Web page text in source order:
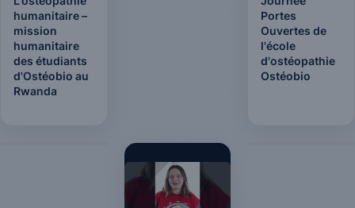
humanitaire –
mission
humanitaire
des étudiants
d'Ostéobio au
Rwanda
Portes
Ouvertes de
l'école
d'ostéopathie
Ostéobio